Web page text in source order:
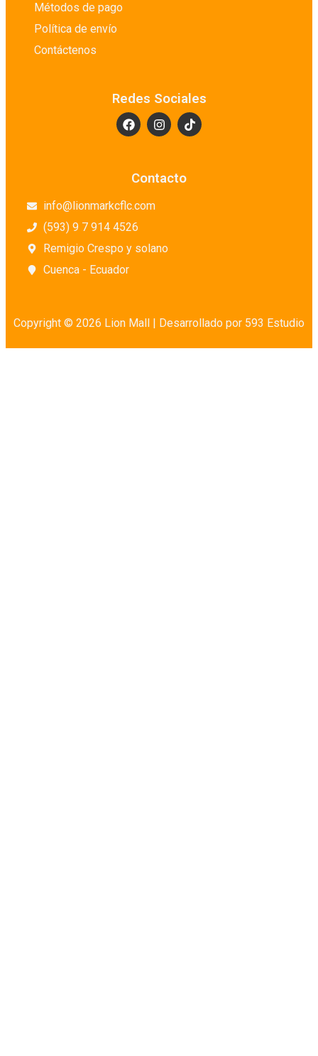
Métodos de pago
Política de envío
Contáctenos
Redes Sociales
Contacto
info@lionmarkcflc.com
(593) 9 7 914 4526
Remigio Crespo y solano
Cuenca - Ecuador
Copyright © 2026 Lion Mall | Desarrollado por 593 Estudio